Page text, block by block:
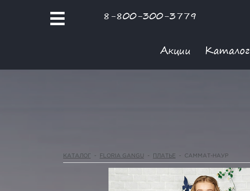
8-800-300-3779
Акции Каталог
КАТАЛОГ - FLORIA GANGU - ПЛАТЬЕ - САММАТ-НАУР